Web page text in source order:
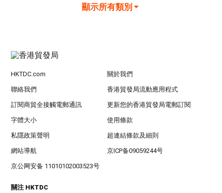
顯示所有類別
HKTDC.com 關於我們
聯絡我們 香港貿發局流動應用程式
訂閱商貿全接觸電郵通訊 更新您的香港貿發局電郵訂閱
字體大小 使用條款
私隱政策聲明 超連結條款及細則
網站導航 京ICP备09059244号
京公网安备 11010102003523号
關注 HKTDC